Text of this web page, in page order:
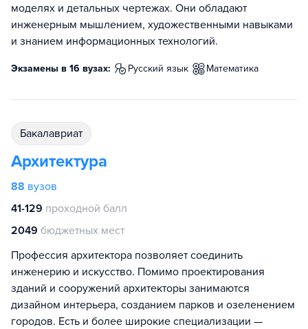
моделях и детальных чертежах. Они обладают
инженерным мышлением, художественными навыками
и знанием информационных технологий.
Экзамены в 16 вузах: русский язык математика
бакалавриат
Архитектура
88 вузов
41-129 проходной балл
2049 бюджетных мест
Профессия архитектора позволяет соединить
инженерию и искусство. Помимо проектирования
зданий и сооружений архитекторы занимаются
дизайном интерьера, созданием парков и озеленением
городов. Есть и более широкие специализации —